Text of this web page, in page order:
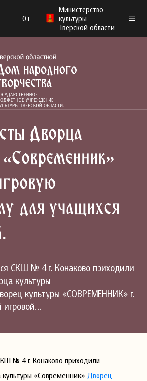
0+
Министерство
культуры
Тверской области
Дворца
для учащихся
СКШ № 4 г. Конаково приходили
культуры
культуры «СОВРЕМЕННИК» г.
игровой…
№ 4 г. Конаково приходили
«Современник» Дворец